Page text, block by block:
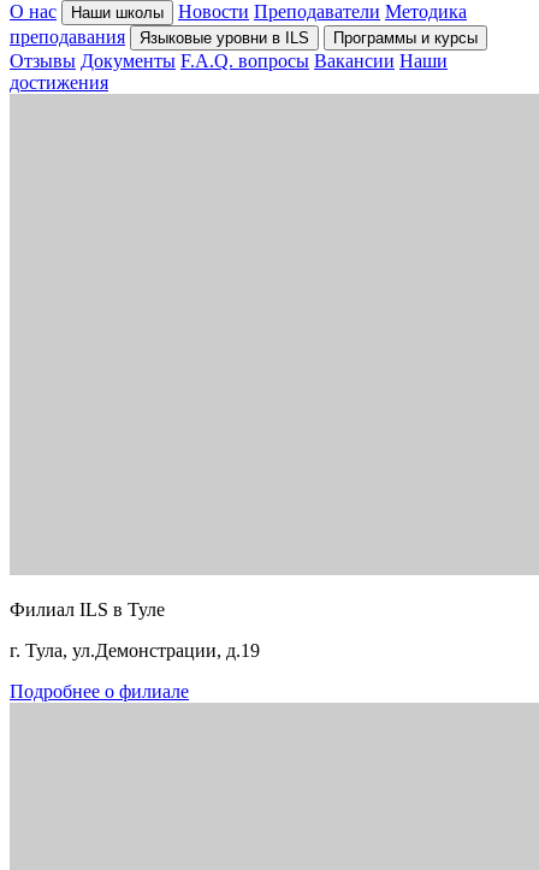
О нас
Наши школы Новости Преподаватели Методика
преподавания
Языковые уровни в ILS Программы и курсы
Отзывы Документы F.A.Q. вопросы Вакансии Наши
достижения
Филиал ILS в Туле
г. Тула, ул.Демонстрации, д.19
Подробнее о филиале